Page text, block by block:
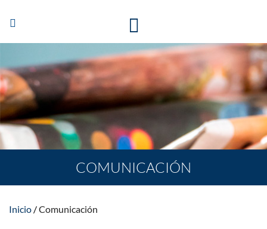
Abrir/Cerrar
navegación
COMUNICACIÓN
Inicio Comunicación